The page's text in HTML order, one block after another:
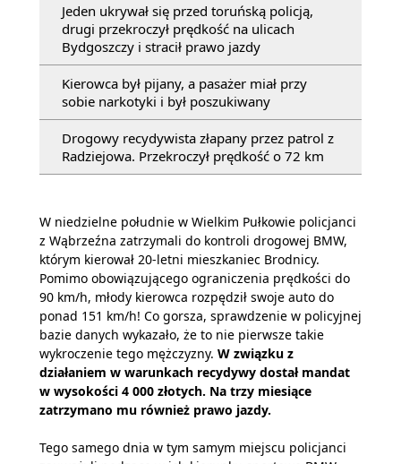
Jeden ukrywał się przed toruńską policją,
drugi przekroczył prędkość na ulicach
Bydgoszczy i stracił prawo jazdy
Kierowca był pijany, a pasażer miał przy
sobie narkotyki i był poszukiwany
Drogowy recydywista złapany przez patrol z
Radziejowa. Przekroczył prędkość o 72 km
W niedzielne południe w Wielkim Pułkowie policjanci
z Wąbrzeźna zatrzymali do kontroli drogowej BMW,
którym kierował 20-letni mieszkaniec Brodnicy.
Pomimo obowiązującego ograniczenia prędkości do
90 km/h, młody kierowca rozpędził swoje auto do
ponad 151 km/h! Co gorsza, sprawdzenie w policyjnej
bazie danych wykazało, że to nie pierwsze takie
wykroczenie tego mężczyzny. W związku z
działaniem w warunkach recydywy dostał mandat
w wysokości 4 000 złotych. Na trzy miesiące
zatrzymano mu również prawo jazdy.
Tego samego dnia w tym samym miejscu policjanci